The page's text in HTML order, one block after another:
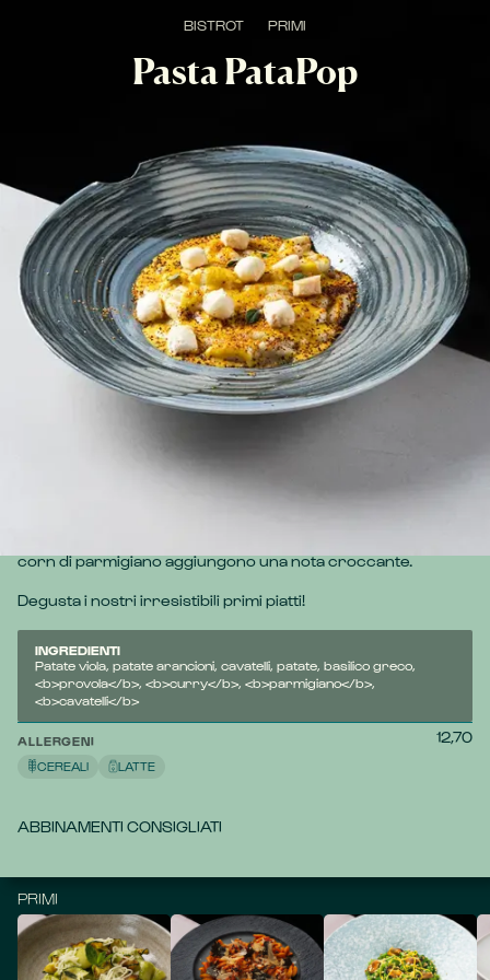
BISTROT PRIMI
Pasta PataPop
Cavatelli avvolti da un fondo di patate, rifiniti con polvere di
corn di parmigiano aggiungono una nota croccante.
Degusta i nostri irresistibili primi piatti!
INGREDIENTI
Patate viola, patate arancioni, cavatelli, patate, basilico greco,
<b>provola</b>, <b>curry</b>, <b>parmigiano</b>,
<b>cavatelli</b>
ALLERGENI
CEREALI
LATTE
12,70
ABBINAMENTI CONSIGLIATI
PRIMI